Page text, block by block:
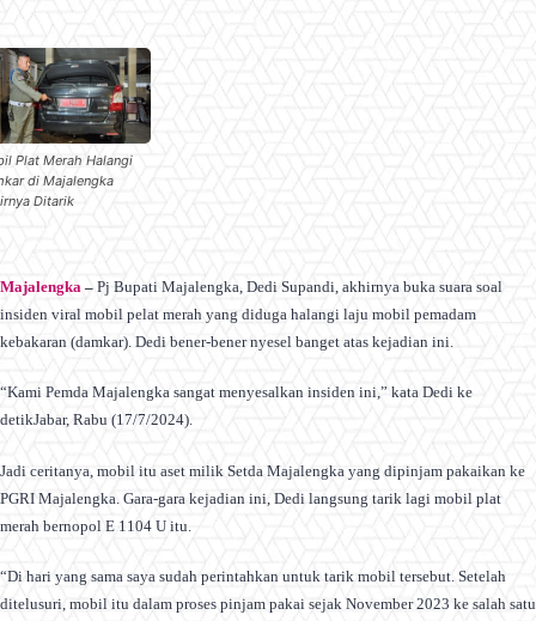
Plat Merah Halangi
di Majalengka
Ditarik
Majalengka – Pj Bupati Majalengka, Dedi Supandi, akhirnya buka suara soal
insiden viral mobil pelat merah yang diduga halangi laju mobil pemadam
kebakaran (damkar). Dedi bener-bener nyesel banget atas kejadian ini.
“Kami Pemda Majalengka sangat menyesalkan insiden ini,” kata Dedi ke
detikJabar, Rabu (17/7/2024).
Jadi ceritanya, mobil itu aset milik Setda Majalengka yang dipinjam pakaikan ke
PGRI Majalengka. Gara-gara kejadian ini, Dedi langsung tarik lagi mobil plat
merah bernopol E 1104 U itu.
“Di hari yang sama saya sudah perintahkan untuk tarik mobil tersebut. Setelah
ditelusuri, mobil itu dalam proses pinjam pakai sejak November 2023 ke salah satu